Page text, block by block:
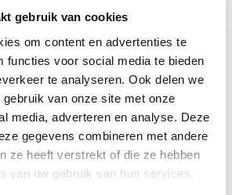
gebruik van cookies
om content en advertenties te
functies voor social media te bieden
te analyseren. Ook delen we
van onze site met onze
media, adverteren en analyse. Deze
gegevens combineren met andere
ze heeft verstrekt of die ze hebben
van uw gebruik van hun services.
Machen Sie Ihren Arbeitsplatz
direkt ein individuelles Angebot an.
hinzufügen
(100 Tage)
Beratung
ab €75,-